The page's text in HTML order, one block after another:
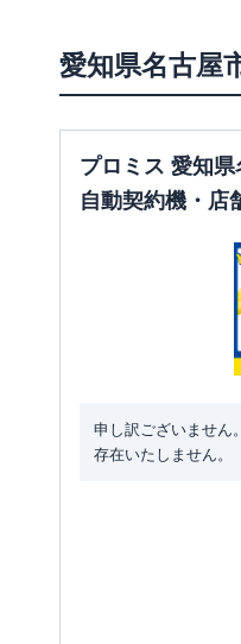
愛知県名古屋
プロミス 愛知
自動契約機・店
申し訳ございません
存在いたしません。